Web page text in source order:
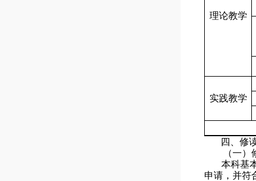
理论教学
实践教学
四、修
（一
本科基
申请，并符